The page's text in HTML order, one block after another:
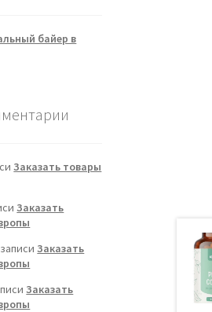
байер в
Заказать товары
Заказать
Заказать
Заказать